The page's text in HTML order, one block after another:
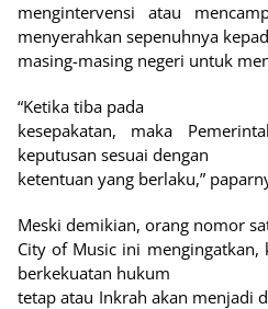
mengintervensi atau
menyerahkan sepenuhnya
masing-masing negeri untuk
“Ketika tiba pada
kesepakatan, maka
keputusan sesuai dengan
ketentuan yang berlaku,”
Meski demikian, orang nomor
City of Music ini mengingatkan,
berkekuatan hukum
tetap atau Inkrah akan menjadi